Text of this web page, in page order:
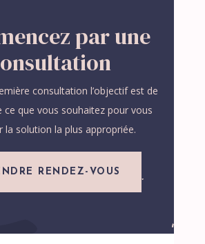
par une
consultation l’objectif est de
ce que vous souhaitez pour vous
la solution la plus appropriée.
RENDEZ-VOUS